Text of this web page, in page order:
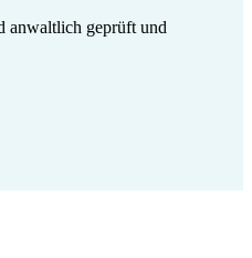
anwaltlich geprüft und